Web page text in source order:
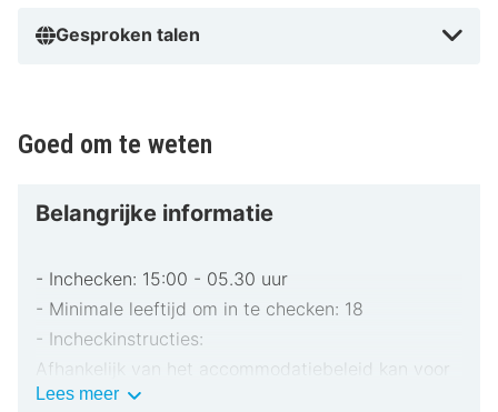
Gesproken talen
Goed om te weten
Belangrijke informatie
- Inchecken: 15:00 - 05.30 uur
- Minimale leeftijd om in te checken: 18
- Incheckinstructies:
Afhankelijk van het accommodatiebeleid kan voor
extra personen een toeslag in rekening worden
Lees meerBelangrijke